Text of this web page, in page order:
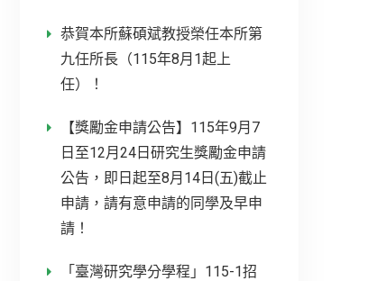
恭賀本所蘇碩斌教授榮任本所第
九任所長（115年8月1起上
任）！
【獎勵金申請公告】115年9月7
日至12月24日研究生獎勵金申請
公告，即日起至8月14日(五)截止
申請，請有意申請的同學及早申
請！
「臺灣研究學分學程」115-1招